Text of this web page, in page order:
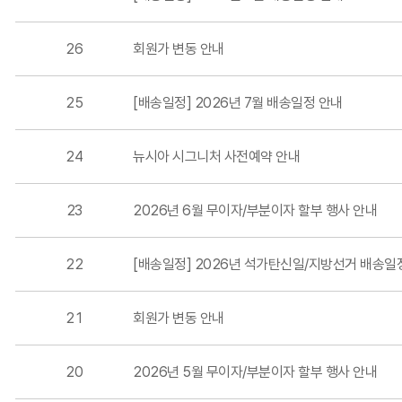
26 회원가 변동 안내
25 [배송일정] 2026년 7월 배송일정 안내
24 뉴시아 시그니처 사전예약 안내
23 2026년 6월 무이자/부분이자 할부 행사 안내
22 [배송일정] 2026년 석가탄신일/지방선거 배송일
21 회원가 변동 안내
20 2026년 5월 무이자/부분이자 할부 행사 안내